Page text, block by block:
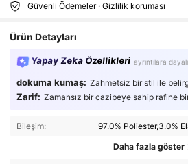
Güvenli Ödemeler · Gizlilik koruması
Ürün Detayları
Yapay Zeka Özellikleri ayrıntılara
dokuma kumaş: Zahmetsiz bir stil ile
Zarif: Zamansız bir cazibeye sahip rafine
Bileşim: 97.0% Poliester,3.0%
Daha fazla göster